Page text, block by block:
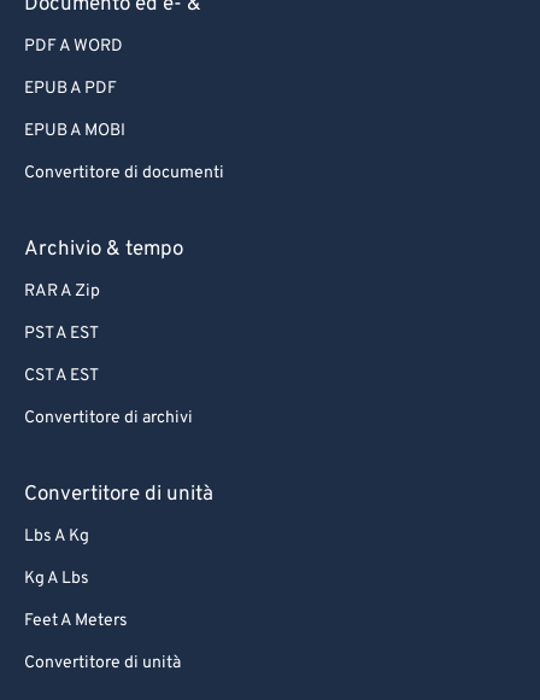
PDF A WORD
EPUB A PDF
EPUB A MOBI
Convertitore di documenti
Archivio & tempo
RAR A Zip
PST A EST
CST A EST
Convertitore di archivi
Convertitore di unità
Lbs A Kg
Kg A Lbs
Feet A Meters
Convertitore di unità